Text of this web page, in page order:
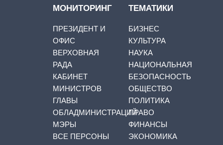
МОНИТОРИНГ
ПРЕЗИДЕНТ И
ОФИС
ВЕРХОВНАЯ
РАДА
КАБИНЕТ
МИНИСТРОВ
ГЛАВЫ
ОБЛАДМИНИСТРАЦИЙ
МЭРЫ
ВСЕ ПЕРСОНЫ
ТЕМАТИКИ
БИЗНЕС
КУЛЬТУРА
НАУКА
НАЦИОНАЛЬНАЯ
БЕЗОПАСНОСТЬ
ОБЩЕСТВО
ПОЛИТИКА
ПРАВО
ФИНАНСЫ
ЭКОНОМИКА